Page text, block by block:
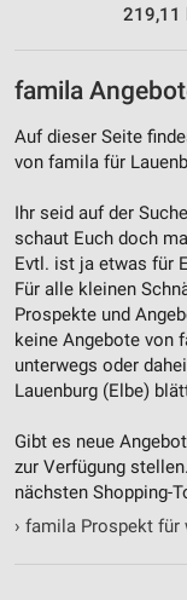
219,11
famila
Auf dieser Seite
von famila für
Ihr seid auf der
schaut Euch doch
Evtl. ist ja etwas für
Für alle kleinen
Prospekte und
keine Angebote von
unterwegs oder
Lauenburg (Elbe)
Gibt es neue
zur Verfügung
nächsten Shopping-
› famila Prospekt für
IAB-Besonderheiten:
Informationen
Nicht-IAB-
Notwendig
Performance
Funktional
Werbung